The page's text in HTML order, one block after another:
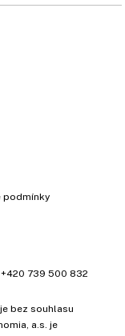
podmínky
+420 739 500 832
bez souhlasu
a.s. je